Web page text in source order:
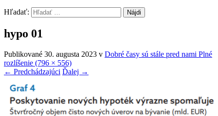
Hľadať:
hypo 01
Publikované 30. augusta 2023 v Dobré časy sú stále pred nami Plné
rozlíšenie (796 × 556)
← Predchádzajúci Ďalej →